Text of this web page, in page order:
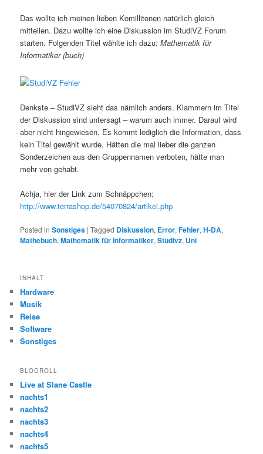
Das wollte ich meinen lieben Komillitonen natürlich gleich
mitteilen. Dazu wollte ich eine Diskussion im StudiVZ Forum
starten. Folgenden Titel wählte ich dazu:Mathematik für
Informatiker (buch)
Denkste – StudiVZ sieht das nämlich anders. Klammern im Titel
der Diskussion sind untersagt – warum auch immer. Darauf wird
aber nicht hingewiesen. Es kommt lediglich die Information, dass
kein Titel gewählt wurde. Hätten die mal lieber die ganzen
Sonderzeichen aus den Gruppennamen verboten, hätte man
mehr von gehabt.
Achja, hier der Link zum Schnäppchen:
http://www.terrashop.de/54070824/artikel.php
Posted in Sonstiges |Tagged Diskussion, Error,Fehler,H-DA,
Mathebuch,Mathematik für Informatiker,Studivz, Uni
INHALT
Hardware
Musik
Reise
Software
Sonstiges
BLOGROLL
Live at Slane Castle
nachts1
nachts2
nachts3
nachts4
nachts5